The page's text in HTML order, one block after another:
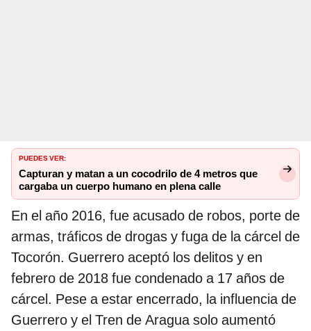
PUEDES VER:
Capturan y matan a un cocodrilo de 4 metros que
cargaba un cuerpo humano en plena calle
En el año 2016, fue acusado de robos, porte de
armas, tráficos de drogas y fuga de la cárcel de
Tocorón. Guerrero aceptó los delitos y en
febrero de 2018 fue condenado a 17 años de
cárcel. Pese a estar encerrado, la influencia de
Guerrero y el Tren de Aragua solo aumentó